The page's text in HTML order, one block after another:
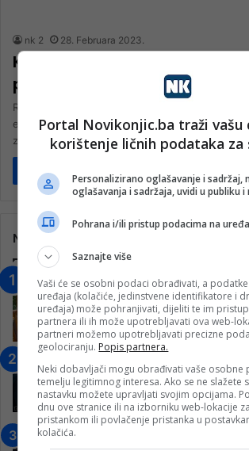
nk 2 28. Februara 2023.
Kavazović: Ostat ćemo
posvećeni odbrani naših
Reisul-ulema Islamske zajednice (IZ) u Bosni i
ef. Kavazović poručio je danas da je potrebno
za…
Pročitaj više
Najčitanije
“Obrazovanje gradi
– Konjic je u posljednje
25 ​​stipendista
15. Februara 2023.
Konjičanke cvijećem i
ulazom na utakmicu
7. Marta 2025.
Portal Novikonjic.ba traži vašu
korištenje ličnih podataka za
Personalizirano oglašavanje i sadržaj,
oglašavanja i sadržaja, uvidi u publiku
Pohrana i/ili pristup podacima na
Saznajte više
Vaši će se osobni podaci obrađivati, a
uređaja (kolačiće, jedinstvene identifikatore i
uređaja) može pohranjivati, dijeliti te im
partnera ili ih može upotrebljavati ova web-
partneri možemo upotrebljavati precizne
geolociranju. Popis partnera.
Neki dobavljači mogu obrađivati vaše osobne
temelju legitimnog interesa. Ako se ne slažete
nastavku možete upravljati svojim opcijama.
dnu ove stranice ili na izborniku web-lokacije
pristankom ili povlačenje pristanka u
kolačića.